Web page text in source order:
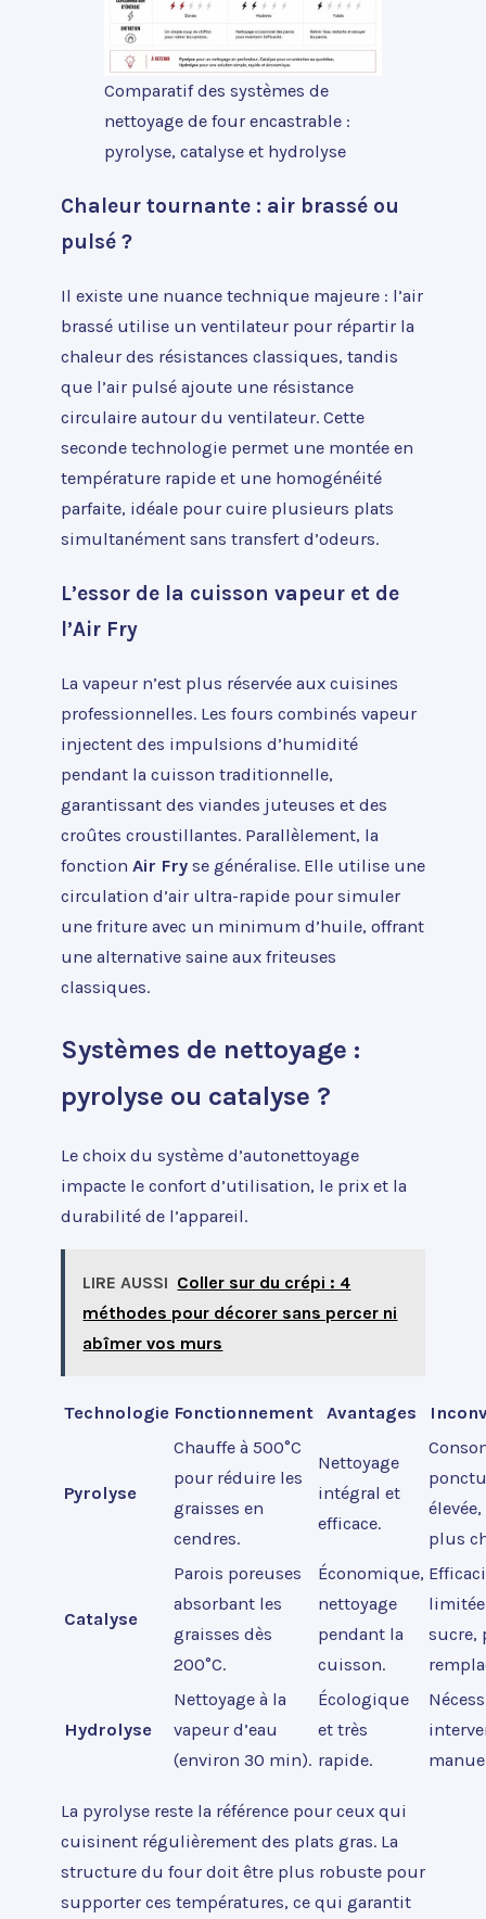
Comparatif des systèmes de
nettoyage de four encastrable :
pyrolyse, catalyse et hydrolyse
Chaleur tournante : air brassé ou
pulsé ?
Il existe une nuance technique majeure : l’air
brassé utilise un ventilateur pour répartir la
chaleur des résistances classiques, tandis
que l’air pulsé ajoute une résistance
circulaire autour du ventilateur. Cette
seconde technologie permet une montée en
température rapide et une homogénéité
parfaite, idéale pour cuire plusieurs plats
simultanément sans transfert d’odeurs.
L’essor de la cuisson vapeur et de
l’Air Fry
La vapeur n’est plus réservée aux cuisines
professionnelles. Les fours combinés vapeur
injectent des impulsions d’humidité
pendant la cuisson traditionnelle,
garantissant des viandes juteuses et des
croûtes croustillantes. Parallèlement, la
fonction Air Fry se généralise. Elle utilise une
circulation d’air ultra-rapide pour simuler
une friture avec un minimum d’huile, offrant
une alternative saine aux friteuses
classiques.
Systèmes de nettoyage :
pyrolyse ou catalyse ?
Le choix du système d’autonettoyage
impacte le confort d’utilisation, le prix et la
durabilité de l’appareil.
LIRE AUSSI Coller sur du crépi : 4
méthodes pour décorer sans percer ni
abîmer vos murs
Technologie Fonctionnement Avantages
Pyrolyse
Chauffe à 500°C
pour réduire les
graisses en
cendres.
Nettoyage
intégral et
efficace.
plus
Catalyse
Parois poreuses
absorbant les
graisses dès
200°C.
Économique,
nettoyage
pendant la
cuisson.
sucre,
Hydrolyse
Nettoyage à la
vapeur d’eau
(environ 30 min).
Écologique
et très
rapide.
La pyrolyse reste la référence pour ceux qui
cuisinent régulièrement des plats gras. La
structure du four doit être plus robuste pour
supporter ces températures, ce qui garantit